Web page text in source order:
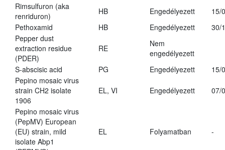
Rimsulfuron (aka
renriduron)
HB Engedélyezett
15/
Pethoxamid
HB Engedélyezett
30/
Pepper dust
extraction residue
(PDER)
RE
Nem
engedélyezett
S-abscisic acid
PG Engedélyezett
15/
Pepino mosaic virus
strain CH2 isolate
1906
EL, VI Engedélyezett 07/
Pepino mosaic virus
(PepMV) European
(EU) strain, mild
isolate Abp1
EL Folyamatban -